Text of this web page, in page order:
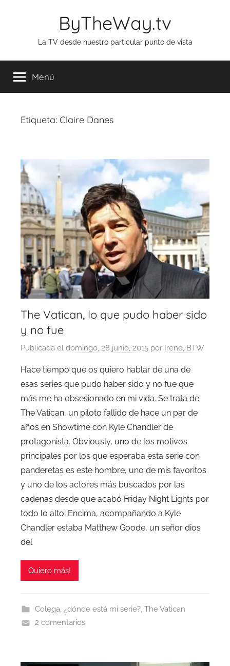
ByTheWay.tv
La TV desde nuestro particular punto de vista
Menú
Etiqueta: Claire Danes
The Vatican, lo que pudo haber sido
y no fue
Publicada el domingo, 28 junio, 2015 por Irene, BTW
Hace tiempo que os quiero hablar de una de
esas series que pudo haber sido y no fue que
más me ha obsesionado en mi vida. Se trata de
The Vatican, un piloto fallido de hace un par de
años en Showtime con Kyle Chandler de
protagonista. Obviously, uno de los motivos
principales por los que esperaba esta serie con
panderetas es este hombre, uno de mis favoritos
y uno de los actores más buscados por las
cadenas desde que acabó Friday Night Lights por
todo lo alto. Encima, acompañando a Kyle
Chandler estaba Matthew Goode, un señor dios
del
Quiero más!
Colega, ¿dónde está mi serie?, The Vatican
2 comentarios